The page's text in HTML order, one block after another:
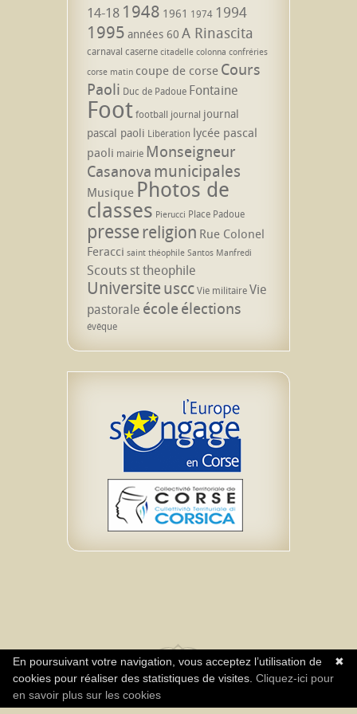
14-18 1948 1961 1974 1994
1995 années 60 A Rinascita
carnaval caserne citadelle colonna confréries
corse matin coupe de corse Cours
Paoli Duc de Padoue Fontaine
Footfootball journal journal
pascal paoli Libération lycée pascal
paoli mairie Monseigneur
Casanova municipales
Musique Photos de
classes Pierucci Place Padoue
pressereligion Rue Colonel
Feracci saint théophile Santos Manfredi
Scoutsst theophile
UniversiteusccVie militaireVie
pastorale écoleélections
évêque
Réalisation Agence Neuromediasoft - Tous
droits réservés Association A Rinascita CPIE
✖
En poursuivant votre navigation, vous acceptez l’utilisation de
cookies pour réaliser des statistiques de visites. Cliquez-ici pour
en savoir plus sur les cookies